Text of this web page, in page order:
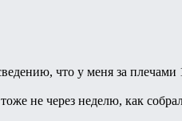
что у меня за
не через неделю, как